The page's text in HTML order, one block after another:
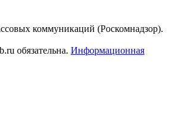
коммуникаций (Роскомнадзор).
обязательна. Информационная